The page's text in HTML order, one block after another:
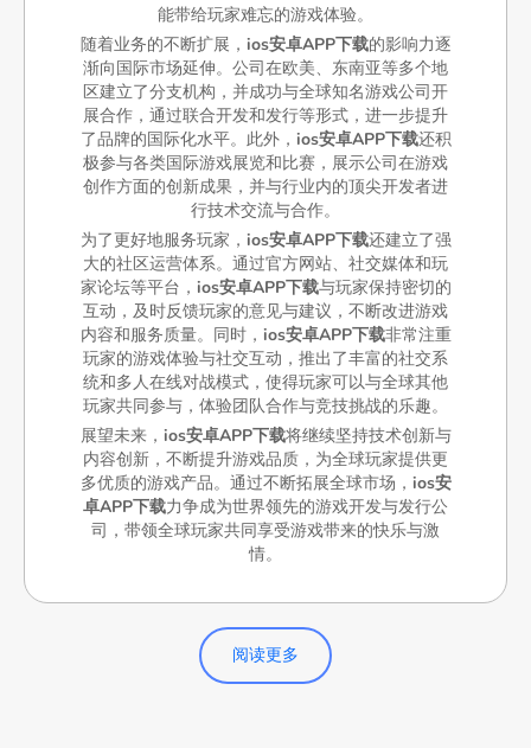
能带给玩家难忘的游戏体验。
随着业务的不断扩展， ios安卓APP下载的影响力逐
渐向国际市场延伸。公司在欧美、东南亚等多个地
区建立了分支机构，并成功与全球知名游戏公司开
展合作，通过联合开发和发行等形式，进一步提升
了品牌的国际化水平。此外， ios安卓APP下载还积
极参与各类国际游戏展览和比赛，展示公司在游戏
创作方面的创新成果，并与行业内的顶尖开发者进
行技术交流与合作。
为了更好地服务玩家， ios安卓APP下载还建立了强
大的社区运营体系。通过官方网站、社交媒体和玩
家论坛等平台， ios安卓APP下载与玩家保持密切的
互动，及时反馈玩家的意见与建议，不断改进游戏
内容和服务质量。同时， ios安卓APP下载非常注重
玩家的游戏体验与社交互动，推出了丰富的社交系
统和多人在线对战模式，使得玩家可以与全球其他
玩家共同参与，体验团队合作与竞技挑战的乐趣。
展望未来， ios安卓APP下载将继续坚持技术创新与
内容创新，不断提升游戏品质，为全球玩家提供更
多优质的游戏产品。通过不断拓展全球市场， ios安
卓APP下载力争成为世界领先的游戏开发与发行公
司，带领全球玩家共同享受游戏带来的快乐与激
情。
阅读更多